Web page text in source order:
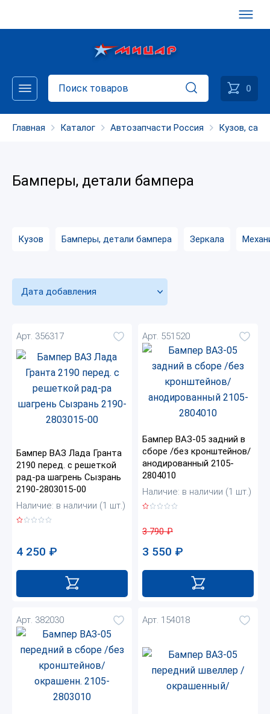
0
Главная Каталог Автозапчасти Россия Кузов,
Бамперы, детали бампера
Кузов Бамперы, детали бампера Зеркала
Дата добавления
Арт. 356317
Бампер ВАЗ Лада Гранта
2190 перед. с решеткой
рад-ра шагрень Сызрань
2190-2803015-00
Наличие: в наличии (1 шт.)
4 250 ₽
Арт. 551520
Бампер ВАЗ-05 задний в
сборе /без кронштейнов/
анодированный 2105-
2804010
Наличие: в наличии (1 шт.)
3 790₽
3 550 ₽
Арт. 382030 Арт. 154018